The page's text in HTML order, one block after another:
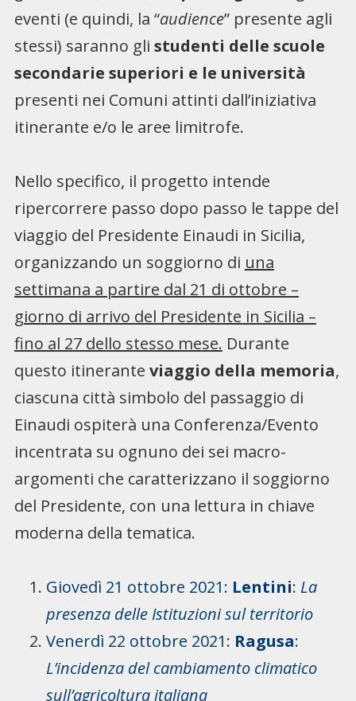
eventi (e quindi, la “audience” presente agli
stessi) saranno gli studenti delle scuole
secondarie superiori e le università
presenti nei Comuni attinti dall’iniziativa
itinerante e/o le aree limitrofe.
Nello specifico, il progetto intende
ripercorrere passo dopo passo le tappe del
viaggio del Presidente Einaudi in Sicilia,
organizzando un soggiorno di una
settimana a partire dal 21 di ottobre –
giorno di arrivo del Presidente in Sicilia –
fino al 27 dello stesso mese. Durante
questo itinerante viaggio della memoria,
ciascuna città simbolo del passaggio di
Einaudi ospiterà una Conferenza/Evento
incentrata su ognuno dei sei macro-
argomenti che caratterizzano il soggiorno
del Presidente, con una lettura in chiave
moderna della tematica.
Giovedì 21 ottobre 2021: Lentini: La
presenza delle Istituzioni sul territorio
Venerdì 22 ottobre 2021: Ragusa:
L’incidenza del cambiamento climatico
sull’agricoltura italiana